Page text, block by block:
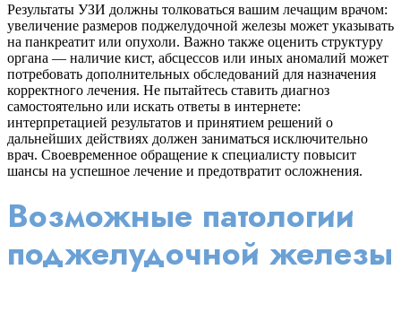
Результаты УЗИ должны толковаться вашим лечащим врачом:
увеличение размеров поджелудочной железы может указывать
на панкреатит или опухоли. Важно также оценить структуру
органа — наличие кист, абсцессов или иных аномалий может
потребовать дополнительных обследований для назначения
корректного лечения. Не пытайтесь ставить диагноз
самостоятельно или искать ответы в интернете:
интерпретацией результатов и принятием решений о
дальнейших действиях должен заниматься исключительно
врач. Своевременное обращение к специалисту повысит
шансы на успешное лечение и предотвратит осложнения.
Возможные патологии
поджелудочной железы